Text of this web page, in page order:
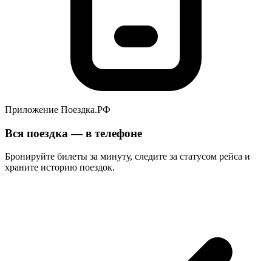
Приложение Поездка.РФ
Вся поездка — в телефоне
Бронируйте билеты за минуту, следите за статусом рейса и
храните историю поездок.